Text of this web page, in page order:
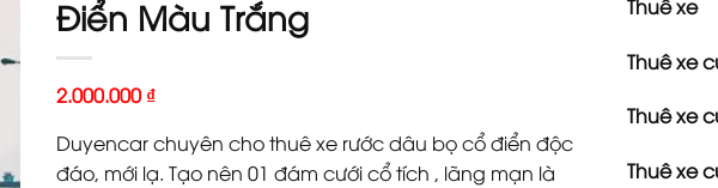
Điển Màu Trắng
2.000.000 ₫
Duyencar chuyên cho thuê xe rước dâu bọ cổ điển độc
đáo, mới lạ. Tạo nên 01 đám cưới cổ tích , lãng mạn là
Thuê xe
Thuê xe
Thuê xe
Thuê xe